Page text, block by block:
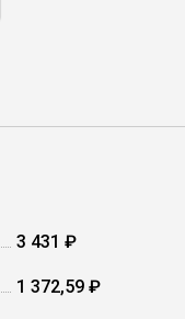
3 431 ₽
1 372,59 ₽